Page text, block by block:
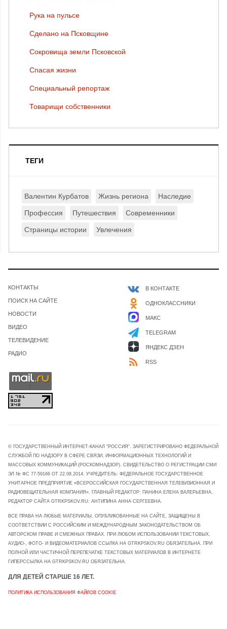
Рука на пульсе
Сделано на Псковщине
Сокровища земли Псковской
Спасая жизни
Специальный репортаж
Товарищи собственники
ТЕГИ
Валентин Курбатов Жизнь региона Наследие
Профессия Путешествия Современники
Страницы истории Увлечения
КОНТАКТЫ
ПОИСК НА САЙТЕ
НОВОСТИ
ВИДЕО
ТЕЛЕВИДЕНИЕ
РАДИО
В КОНТАКТЕ
ОДНОКЛАССНИКИ
МАКС
TELEGRAM
ЯНДЕКС ДЗЕН
RSS
© ГОСУДАРСТВЕННЫЙ ИНТЕРНЕТ-КАНАЛ "РОССИЯ". ЗАРЕГИСТРИРОВАНО ФЕДЕРАЛЬНОЙ
СЛУЖБОЙ ПО НАДЗОРУ В СФЕРЕ СВЯЗИ, ИНФОРМАЦИОННЫХ ТЕХНОЛОГИЙ И
МАССОВЫХ КОММУНИКАЦИЙ (РОСКОМНАДЗОР). СВИДЕТЕЛЬСТВО О РЕГИСТРАЦИИ СМИ
ЭЛ № ФС 77-59166 ОТ 22.08.2014. УЧРЕДИТЕЛЬ: ФЕДЕРАЛЬНОЕ ГОСУДАРСТВЕННОЕ
УНИТАРНОЕ ПРЕДПРИЯТИЕ «ВСЕРОССИЙСКАЯ ГОСУДАРСТВЕННАЯ ТЕЛЕВИЗИОННАЯ И
РАДИОВЕЩАТЕЛЬНАЯ КОМПАНИЯ». ГЛАВНЫЙ РЕДАКТОР: ПАНИНА ЕЛЕНА ВАЛЕРЬЕВНА.
РЕДАКТОР САЙТА GTRKPSKOV.RU: АНТИПИНА АННА СЕРГЕЕВНА.
ВСЕ ПРАВА НА ЛЮБЫЕ МАТЕРИАЛЫ, ОПУБЛИКОВАННЫЕ НА САЙТЕ, ЗАЩИЩЕНЫ В
СООТВЕТСТВИИ С РОССИЙСКИМ И МЕЖДУНАРОДНЫМ ЗАКОНОДАТЕЛЬСТВОМ ОБ
АВТОРСКОМ ПРАВЕ И СМЕЖНЫХ ПРАВАХ. ПРИ ЛЮБОМ ИСПОЛЬЗОВАНИИ ТЕКСТОВЫХ,
АУДИО-, ФОТО- И ВИДЕОМАТЕРИАЛОВ ССЫЛКА НА GTRKPSKOV.RU ОБЯЗАТЕЛЬНА. ПРИ
ПОЛНОЙ ИЛИ ЧАСТИЧНОЙ ПЕРЕПЕЧАТКЕ ТЕКСТОВЫХ МАТЕРИАЛОВ В ИНТЕРНЕТЕ
ГИПЕРССЫЛКА НА GTRKPSKOV.RU ОБЯЗАТЕЛЬНА.
ДЛЯ ДЕТЕЙ СТАРШЕ 16 ЛЕТ.
ПОЛИТИКА ИСПОЛЬЗОВАНИЯ ФАЙЛОВ COOKIE